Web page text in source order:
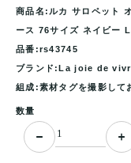
商品名:ルカ サロペット
ース 76サイズ ネイビー
品番:rs43745
ブランド:La joie de
組成:素材タグを撮影して
数量